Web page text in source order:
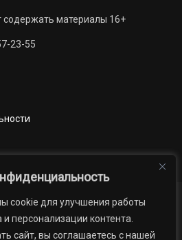
cookie для улучшения работы
персонализации контента.
сайт, вы соглашаетесь с нашей
материалы 16+
23-55
проекты
Официально